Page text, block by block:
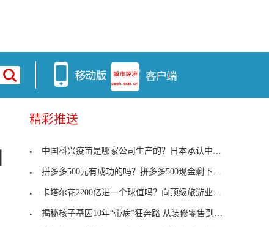
精彩推送
中国科兴疫苗是哪家公司生产的？日本承认中国科兴疫
拼多多500元有成功的吗？拼多多500现金剩下0.01怎么
卡塔尔花2200亿进一个球值吗？向顶级旅游业转型
揭秘核子基因10年“带病”狂奔路 从装修零售到核酸